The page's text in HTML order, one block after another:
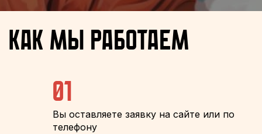
Как мы работаем
01
Вы оставляете заявку на сайте или по
телефону